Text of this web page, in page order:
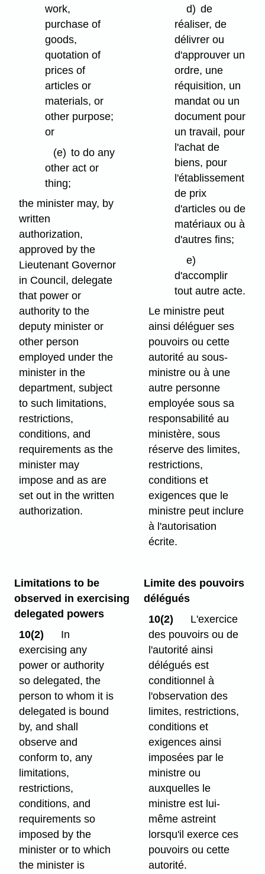
work,
purchase of
goods,
quotation of
prices of
articles or
materials, or
other purpose;
or
(e) to do any
other act or
thing;
the minister may, by
written
authorization,
approved by the
Lieutenant Governor
in Council, delegate
that power or
authority to the
deputy minister or
other person
employed under the
minister in the
department, subject
to such limitations,
restrictions,
conditions, and
requirements as the
minister may
impose and as are
set out in the written
authorization.
d) de
réaliser, de
délivrer ou
d'approuver un
ordre, une
réquisition, un
mandat ou un
document pour
un travail, pour
l'achat de
biens, pour
l'établissement
de prix
d'articles ou de
matériaux ou à
d'autres fins;
e)
d'accomplir
tout autre acte.
Le ministre peut
ainsi déléguer ses
pouvoirs ou cette
autorité au sous-
ministre ou à une
autre personne
employée sous sa
responsabilité au
ministère, sous
réserve des limites,
restrictions,
conditions et
exigences que le
ministre peut inclure
à l'autorisation
écrite.
Limitations to be
observed in exercising
delegated powers
10(2)
In
exercising any
power or authority
so delegated, the
person to whom it is
delegated is bound
by, and shall
observe and
conform to, any
limitations,
restrictions,
conditions, and
requirements so
imposed by the
minister or to which
the minister is
Limite des pouvoirs
délégués
10(2)
L'exercice
des pouvoirs ou de
l'autorité ainsi
délégués est
conditionnel à
l'observation des
limites, restrictions,
conditions et
exigences ainsi
imposées par le
ministre ou
auxquelles le
ministre est lui-
même astreint
lorsqu'il exerce ces
pouvoirs ou cette
autorité.